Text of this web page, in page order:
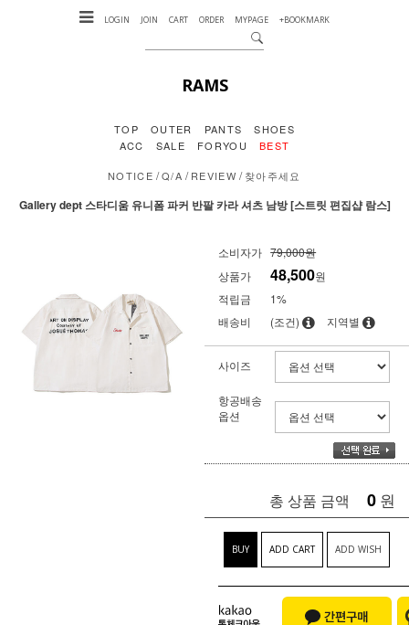
LOGIN JOIN CART ORDER MYPAGE +BOOKMARK
RAMS
TOP OUTER PANTS
SHOES
ACC
SALE FORYOU BEST
NOTICE /Q/A /REVIEW /찾아주세요
Gallery dept 스타디움 유니폼 파커 반팔 카라 셔츠 남방 [스트릿 편집샵 람스]
소비자가 79,000원
상품가
48,500원
적립금
1%
배송비
(조건) 지역별
사이즈
항공배송
옵션
총 상품 금액 0 원
BUY ADD CART ADD WISH